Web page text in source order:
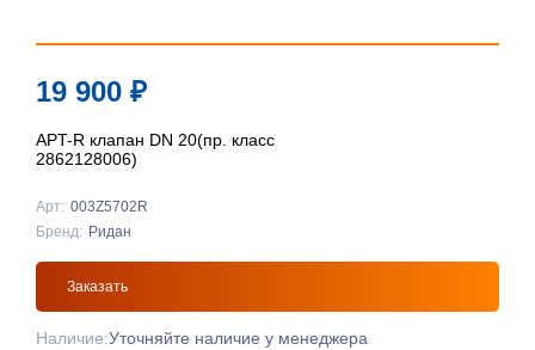
19 900 ₽
APT-R клапан DN 20(пр. класс
2862128006)
Арт: 003Z5702R
Бренд: Ридан
Заказать
Наличие:Уточняйте наличие у менеджера